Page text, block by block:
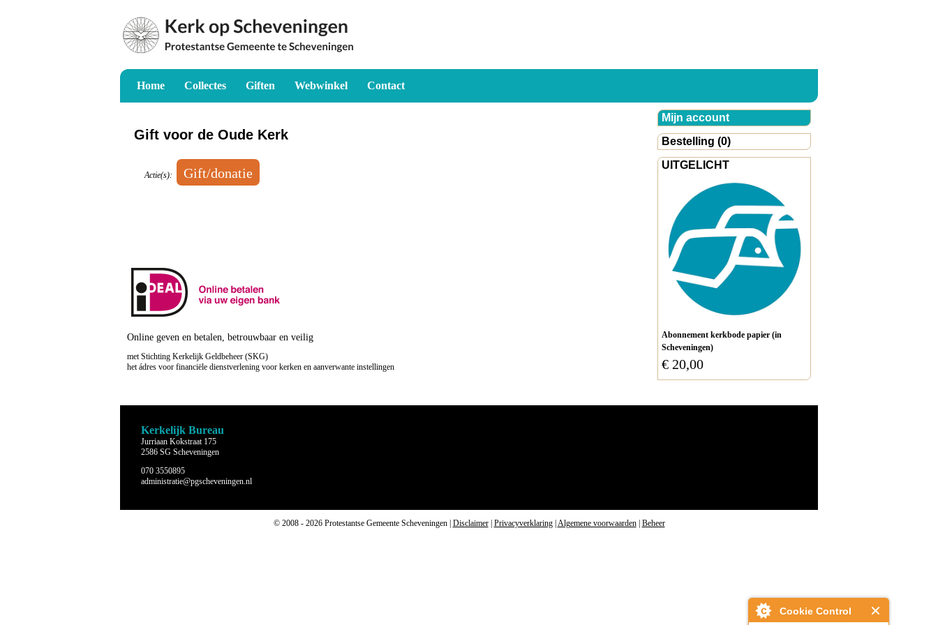
Cookie Control
Home Collectes Giften Webwinkel Contact
Gift voor de Oude Kerk
Actie(s):
Online geven en betalen, betrouwbaar en veilig
met Stichting Kerkelijk Geldbeheer (SKG)
het ádres voor financiële dienstverlening voor kerken en aanverwante instellingen
Mijn account
Bestelling (0)
UITGELICHT
Abonnement kerkbode papier (in
Scheveningen)
€ 20,00
Kerkelijk Bureau
Jurriaan Kokstraat 175
2586 SG Scheveningen
070 3550895
administratie@pgscheveningen.nl
© 2008 - 2026 Protestantse Gemeente Scheveningen | Disclaimer| Privacyverklaring| Algemene voorwaarden| Beheer